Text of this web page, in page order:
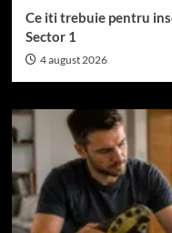
Ce iti trebuie pentru
Sector 1
4 august 2026